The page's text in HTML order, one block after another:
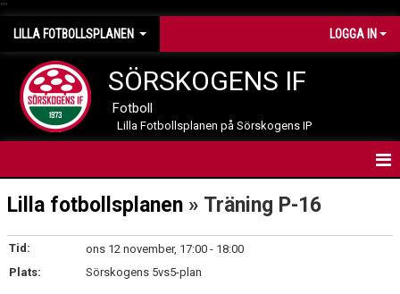
""
LILLA FOTBOLLSPLANEN LOGGA IN
SÖRSKOGENS IF
Fotboll
Lilla Fotbollsplanen på Sörskogens IP
HEM
KALENDER
Lilla fotbollsplanen » Träning P-16
Tid:
ons 12 november, 17:00 - 18:00
Plats:
Sörskogens 5vs5-plan